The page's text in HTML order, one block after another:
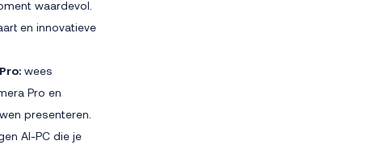
waardevol.
en innovatieve
wees
Pro en
presenteren.
AI-PC die je